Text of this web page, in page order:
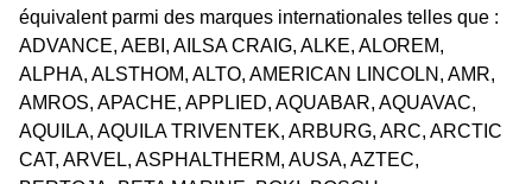
équivalent parmi des marques internationales telles que :
ADVANCE, AEBI, AILSA CRAIG, ALKE, ALOREM,
ALPHA, ALSTHOM, ALTO, AMERICAN LINCOLN, AMR,
AMROS, APACHE, APPLIED, AQUABAR, AQUAVAC,
AQUILA, AQUILA TRIVENTEK, ARBURG, ARC, ARCTIC
CAT, ARVEL, ASPHALTHERM, AUSA, AZTEC,